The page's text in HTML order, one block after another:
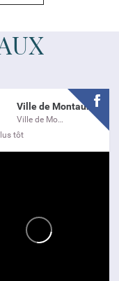
Ville de Montauroux
Ville de Montauroux
tôt